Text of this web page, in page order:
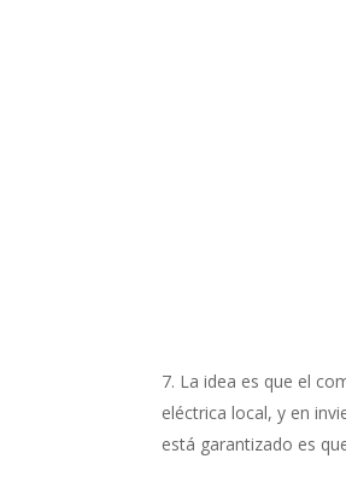
La idea es que el
eléctrica local, y en
está garantizado es